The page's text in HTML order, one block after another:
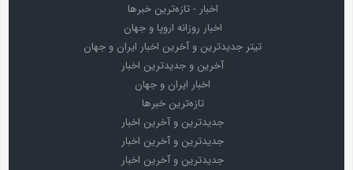
اخبار - تازه‌ترین خبرها
اخبار روزانه اروپا و جهان
تیتر جدیدترین و آخرین اخبار ایران و جهان
آخرین و جدیدترین اخبار
اخبار ایران و جهان
تازه‌ترین خبرها
جدیدترین و آخرین اخبار
جدیدترین و آخرین اخبار
جدیدترین و آخرین اخبار